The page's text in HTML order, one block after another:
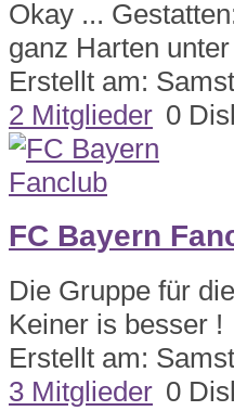
Okay ...
ganz Harten
Erstellt am:
2 Mitglieder 0
FC Bayern
Die Gruppe für
Keiner is besser !
Erstellt am:
3 Mitglieder 0